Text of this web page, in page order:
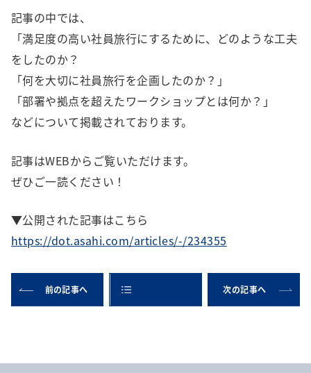
記事の中では、
「満足度の高い社員旅行にするために、どのような工夫
をしたのか？
「何を大切に社員旅行を企画したのか？」
「部署や拠点を超えたワークショップとは何か？」
などについて掲載されております。
記事はWEBからご覧いただけます。
ぜひご一読ください！
▼公開された記事はこちら
https://dot.asahi.com/articles/-/234355
前の記事へ 次の記事へ